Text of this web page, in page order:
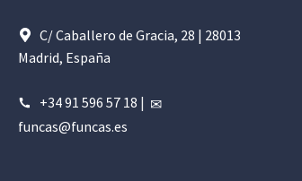
C/ Caballero de Gracia, 28 | 28013
Madrid, España
+34 91 596 57 18 |
funcas@funcas.es